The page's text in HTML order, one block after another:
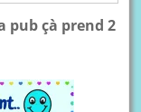
pub çà prend 2